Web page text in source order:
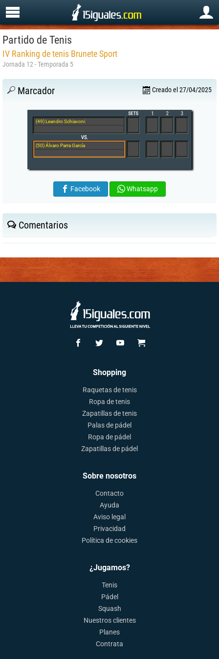
Partido de Tenis
IV Ranking de tenis Brunete Sport
Jornada 12 - Temporada 5
Marcador Creado el 27/04/2025
(49) Leandro Schiavoni
(50) Álvaro Parra García
Facebook Whatsapp
Comentarios
Shopping
Raquetas de tenis
Ropa de tenis
Zapatillas de tenis
Palas de pádel
Ropa de pádel
Zapatillas de pádel
Sobre nosotros
Contacto
Ayuda
Aviso legal
Privacidad
Política de cookies
¿Jugamos?
Tenis
Pádel
Squash
Nuestros clientes
Planes
Contrata